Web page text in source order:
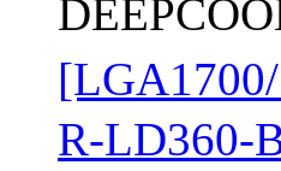
R-LD360-